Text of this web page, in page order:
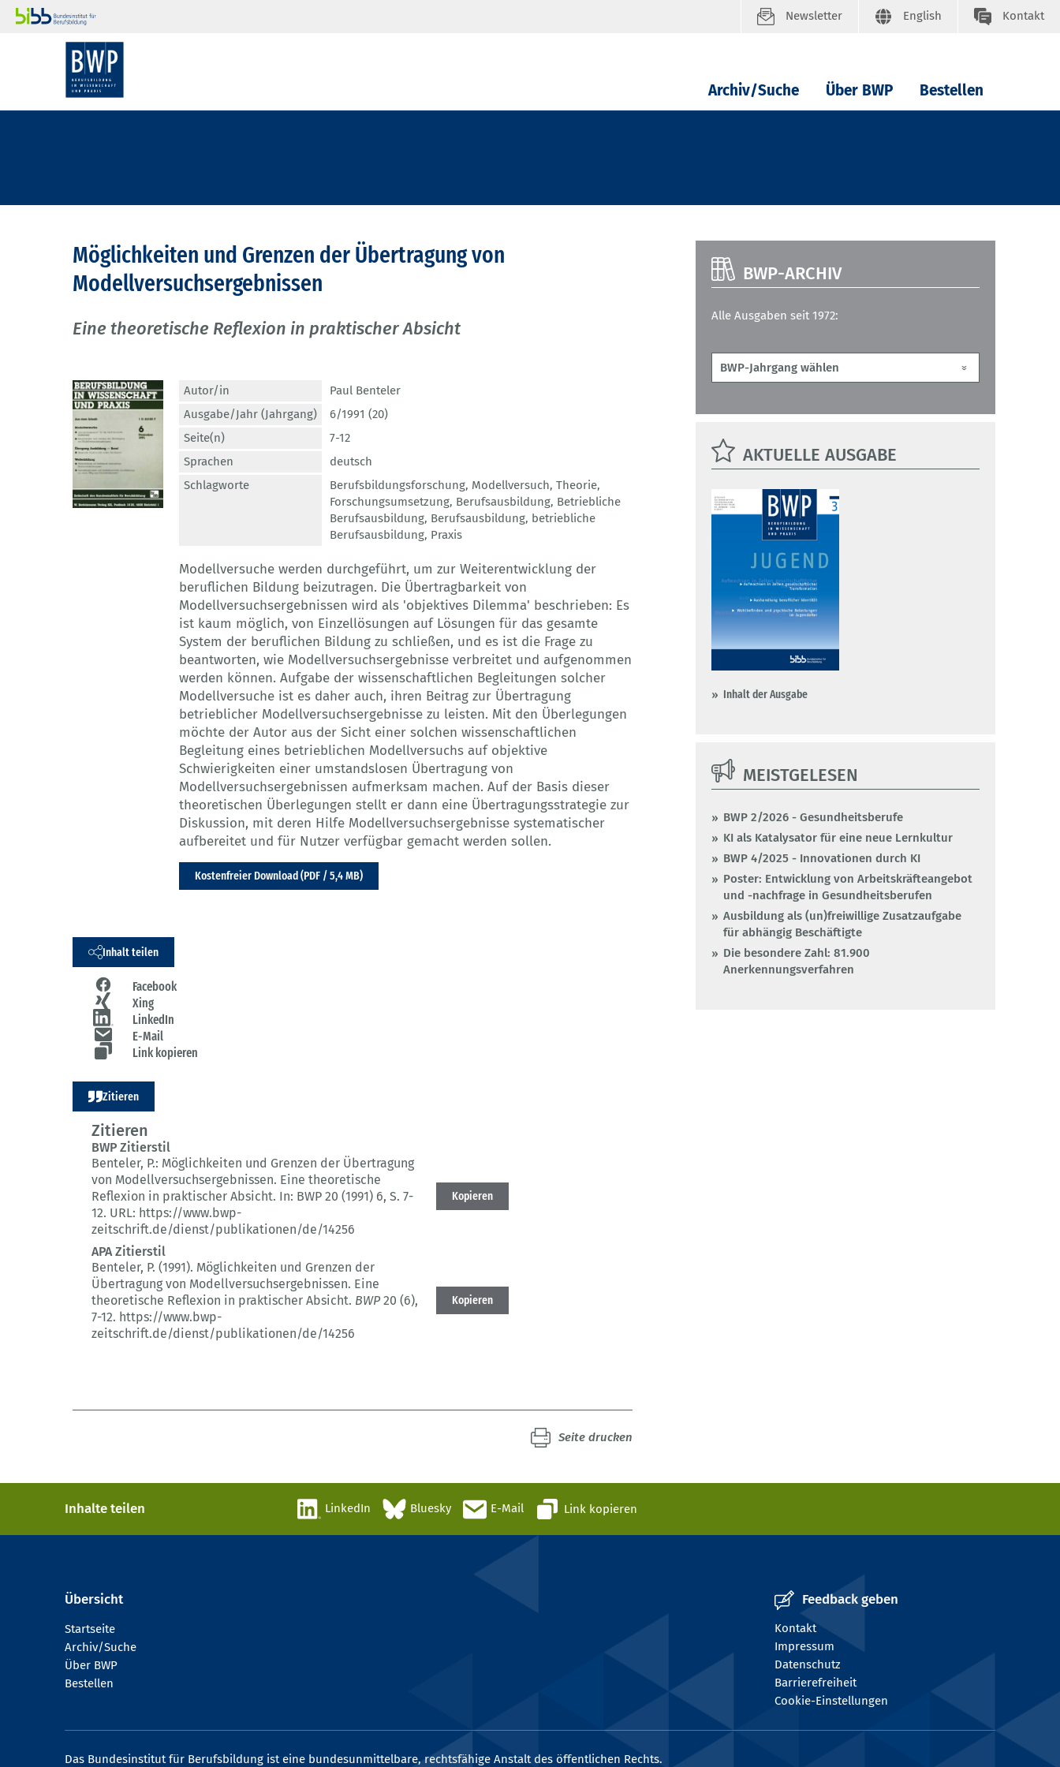
Newsletter English Kontakt
Archiv/Suche Über BWP Bestellen
Möglichkeiten und Grenzen der Übertragung von
Modellversuchsergebnissen
Eine theoretische Reflexion in praktischer Absicht
Autor/in
Paul Benteler
Ausgabe/Jahr (Jahrgang)
6/1991 (20)
Seite(n)
7-12
Sprachen
deutsch
Schlagworte
Berufsbildungsforschung, Modellversuch, Theorie,
Forschungsumsetzung, Berufsausbildung, Betriebliche
Berufsausbildung, Berufsausbildung, betriebliche
Berufsausbildung, Praxis
Modellversuche werden durchgeführt, um zur Weiterentwicklung der
beruflichen Bildung beizutragen. Die Übertragbarkeit von
Modellversuchsergebnissen wird als 'objektives Dilemma' beschrieben: Es
ist kaum möglich, von Einzellösungen auf Lösungen für das gesamte
System der beruflichen Bildung zu schließen, und es ist die Frage zu
beantworten, wie Modellversuchsergebnisse verbreitet und aufgenommen
werden können. Aufgabe der wissenschaftlichen Begleitungen solcher
Modellversuche ist es daher auch, ihren Beitrag zur Übertragung
betrieblicher Modellversuchsergebnisse zu leisten. Mit den Überlegungen
möchte der Autor aus der Sicht einer solchen wissenschaftlichen
Begleitung eines betrieblichen Modellversuchs auf objektive
Schwierigkeiten einer umstandslosen Übertragung von
Modellversuchsergebnissen aufmerksam machen. Auf der Basis dieser
theoretischen Überlegungen stellt er dann eine Übertragungsstrategie zur
Diskussion, mit deren Hilfe Modellversuchsergebnisse systematischer
aufbereitet und für Nutzer verfügbar gemacht werden sollen.
Kostenfreier Download (PDF / 5,4 MB)
Inhalt teilen
Facebook
Xing
LinkedIn
E-Mail
Link kopieren
Zitieren
Zitieren
BWP Zitierstil
Benteler, P.: Möglichkeiten und Grenzen der Übertragung
von Modellversuchsergebnissen. Eine theoretische
Reflexion in praktischer Absicht. In: BWP 20 (1991) 6, S. 7-
12. URL: https://www.bwp-
zeitschrift.de/dienst/publikationen/de/14256
Kopieren
APA Zitierstil
Benteler, P. (1991). Möglichkeiten und Grenzen der
Übertragung von Modellversuchsergebnissen. Eine
theoretische Reflexion in praktischer Absicht. BWP20 (6),
7-12. https://www.bwp-
zeitschrift.de/dienst/publikationen/de/14256
Kopieren
Seite drucken
BWP-ARCHIV
Alle Ausgaben seit 1972:
AKTUELLE AUSGABE
Inhalt der Ausgabe
MEISTGELESEN
BWP 2/2026 - Gesundheitsberufe
KI als Katalysator für eine neue Lernkultur
BWP 4/2025 - Innovationen durch KI
Poster: Entwicklung von Arbeitskräfteangebot
und -nachfrage in Gesundheitsberufen
Ausbildung als (un)freiwillige Zusatzaufgabe
für abhängig Beschäftigte
Die besondere Zahl: 81.900
Anerkennungsverfahren
Inhalte teilen LinkedIn Bluesky E-Mail Link kopieren
Übersicht
Startseite
Archiv/Suche
Über BWP
Bestellen
Feedback geben
Kontakt
Impressum
Datenschutz
Barrierefreiheit
Cookie-Einstellungen
Das Bundesinstitut für Berufsbildung ist eine bundesunmittelbare, rechtsfähige Anstalt des öffentlichen Rechts.